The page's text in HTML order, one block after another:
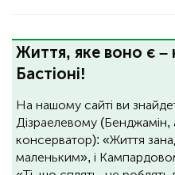
Життя, яке воно є
Бастіоні!
На нашому сайті ви
Дізраелевому (Бенджамін,
консерватор): «Життя
маленьким», і